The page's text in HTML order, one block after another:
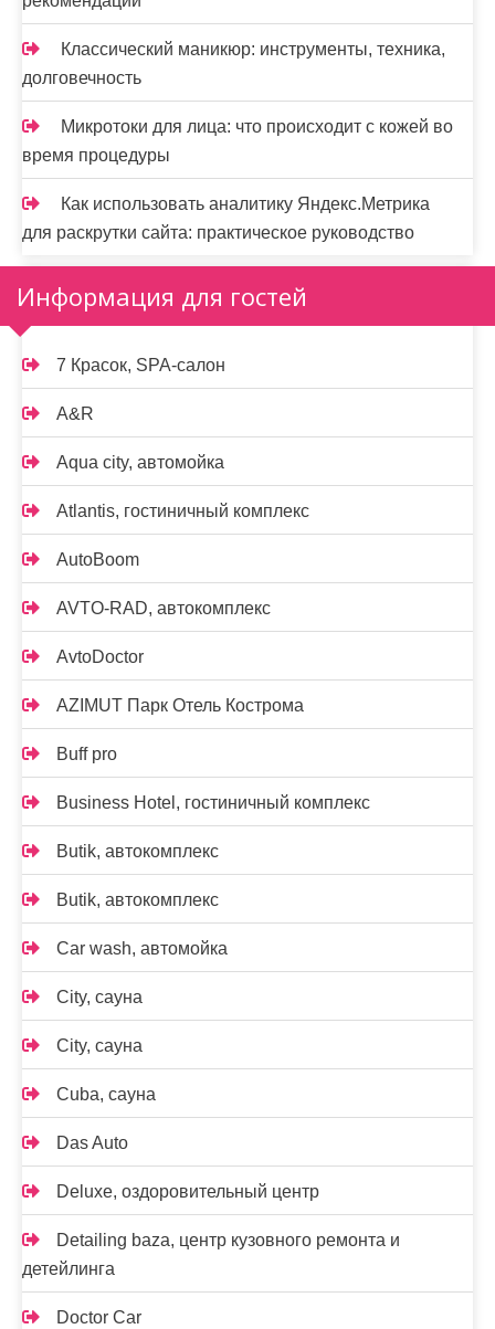
Классический маникюр: инструменты, техника,
долговечность
Микротоки для лица: что происходит с кожей во
время процедуры
Как использовать аналитику Яндекс.Метрика
для раскрутки сайта: практическое руководство
Информация для гостей
7 Красок, SPA-салон
A&R
Aqua city, автомойка
Atlantis, гостиничный комплекс
AutoBoom
AVTO-RAD, автокомплекс
AvtoDoctor
AZIMUT Парк Отель Кострома
Buff pro
Business Hotel, гостиничный комплекс
Butik, автокомплекс
Butik, автокомплекс
Car wash, автомойка
City, сауна
City, сауна
Cuba, сауна
Das Auto
Deluxe, оздоровительный центр
Detailing baza, центр кузовного ремонта и
детейлинга
Doctor Car